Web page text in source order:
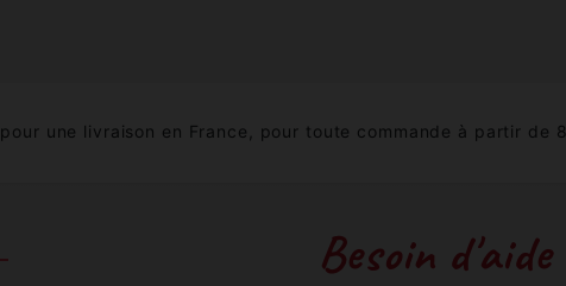
pour une livraison en France, pour toute commande à partir de
Besoin d'aide